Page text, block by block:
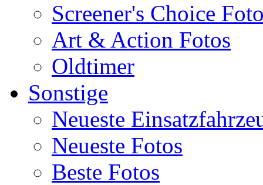
Screener's Choice
Art & Action Fotos
Oldtimer
Sonstige
Neueste
Neueste Fotos
Beste Fotos